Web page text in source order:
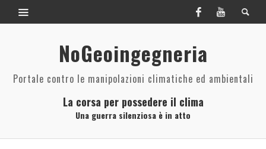
NoGeoingegneria
Portale contro le manipolazioni climatiche ed ambientali
La corsa per possedere il clima
Una guerra silenziosa è in atto